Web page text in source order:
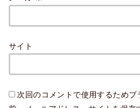
サイト
次回のコメントで使用するためブ